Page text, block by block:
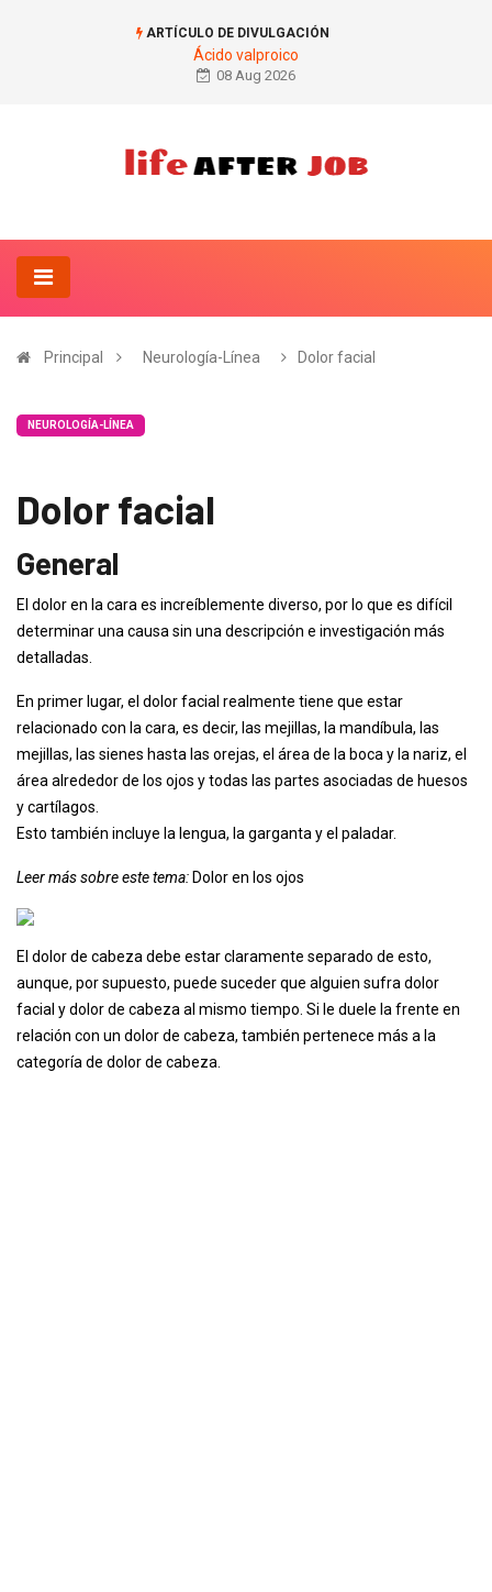
ARTÍCULO DE DIVULGACIÓN
Ácido valproico
08 Aug 2026
Principal Neurología-Línea Dolor facial
NEUROLOGÍA-LÍNEA
Dolor facial
General
El dolor en la cara es increíblemente diverso, por lo que es difícil
determinar una causa sin una descripción e investigación más
detalladas.
En primer lugar, el dolor facial realmente tiene que estar
relacionado con la cara, es decir, las mejillas, la mandíbula, las
mejillas, las sienes hasta las orejas, el área de la boca y la nariz, el
área alrededor de los ojos y todas las partes asociadas de huesos
y cartílagos.
Esto también incluye la lengua, la garganta y el paladar.
Leer más sobre este tema: Dolor en los ojos
El dolor de cabeza debe estar claramente separado de esto,
aunque, por supuesto, puede suceder que alguien sufra dolor
facial y dolor de cabeza al mismo tiempo. Si le duele la frente en
relación con un dolor de cabeza, también pertenece más a la
categoría de dolor de cabeza.